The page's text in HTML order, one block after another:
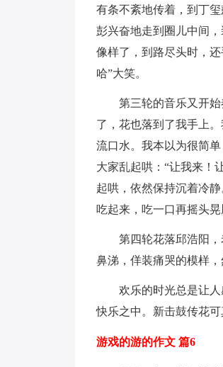
有条不紊地传着，到丁
彭兴奋地走到圈儿中间
像样了，到路尽头时，
哈”大笑。
第三轮的音乐又开始
了，花也落到了我手上
流口水。我本以为很简
大家乱起哄：“让我来！
起哄，依然保持沉着冷
吃起来，吃一口再摇头
第四轮花落邱浩阳，
鼻涕，佯装痛哭的模样
欢乐的时光总是让人
快乐之中。新击鼓传花可
游戏的游的作文 篇6